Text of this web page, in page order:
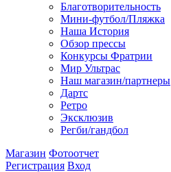
Благотворительность
Мини-футбол/Пляжка
Наша История
Обзор прессы
Конкурсы Фратрии
Мир Ультрас
Наш магазин/партнеры
Дартс
Ретро
Эксклюзив
Регби/гандбол
Магазин Фотоотчет
Регистрация Вход